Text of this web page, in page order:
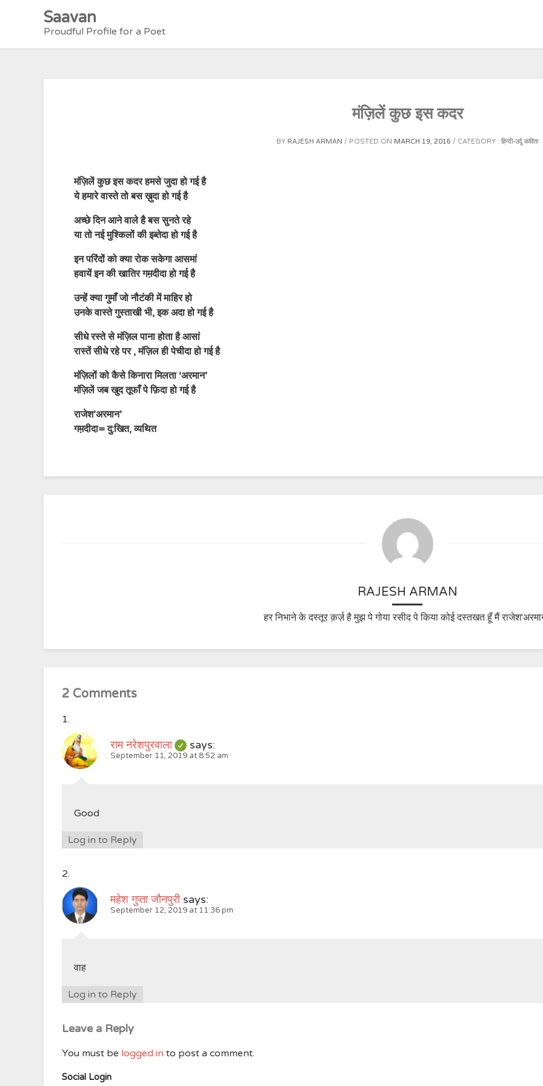
Saavan
Proudful Profile for a Poet
मंज़िलें कुछ इस कदर
BY RAJESH ARMAN POSTED ON MARCH 19, 2016 CATEGORY : हिन्दी-उर्दू कविता
मंज़िलें कुछ इस कदर हमसे जुदा हो गई है
ये हमारे वास्ते तो बस ख़ुदा हो गई है
अच्छे दिन आने वाले है बस सुनते रहे
या तो नई मुश्किलों की इब्तेदा हो गई है
इन परिंदों को क्या रोक सकेगा आसमां
हवायें इन की खातिर गम़दीदा हो गई है
उन्हें क्या गुमाँ जो नौटंकी में माहिर हो
उनके वास्ते गुस्ताखी भी, इक अदा हो गई है
सीधे रस्ते से मंज़िल पाना होता है आसां
रास्तें सीधे रहे पर , मंज़िल ही पेचीदा हो गई है
मंज़िलों को कैसे किनारा मिलता ‘अरमान’
मंज़िलें जब खुद तूफाँ पे फ़िदा हो गई है
राजेश’अरमान’
गम़दीदा= दु:खित, व्यथित
RAJESH ARMAN
हर निभाने के दस्तूर क़र्ज़ है मुझ पे गोया रसीद पे किया कोई दस्तखत हूँ मैं
2 Comments
राम नरेशपुरवाला says:
September 11, 2019 at 8:52 am
Good
Log in to Reply
महेश गुप्ता जौनपुरी says:
September 12, 2019 at 11:36 pm
वाह
Log in to Reply
Leave a Reply
You must be logged in to post a comment.
Social Login